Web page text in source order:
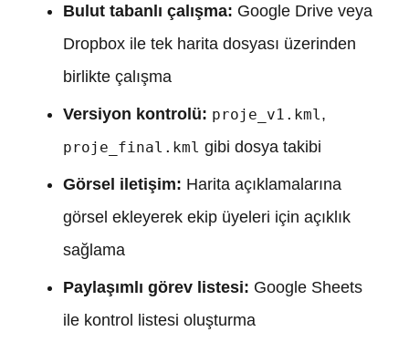
Bulut tabanlı çalışma: Google Drive veya
Dropbox ile tek harita dosyası üzerinden
birlikte çalışma
Versiyon kontrolü: proje_v1.kml,
proje_final.kml gibi dosya takibi
Görsel iletişim: Harita açıklamalarına
görsel ekleyerek ekip üyeleri için açıklık
sağlama
Paylaşımlı görev listesi: Google Sheets
ile kontrol listesi oluşturma